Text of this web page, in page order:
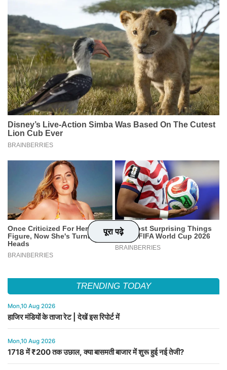
पूरा पढ़े
पूरा पढ़े
पूरा पढ़े
पूरा पढ़े
TRENDING TODAY
Mon,10 Aug 2026
हाजिर मंडियों के ताजा रेट | देखें इस रिपोर्ट में
Mon,10 Aug 2026
1718 में ₹200 तक उछाल, क्या बासमती बाजार में शुरू हुई नई तेजी?